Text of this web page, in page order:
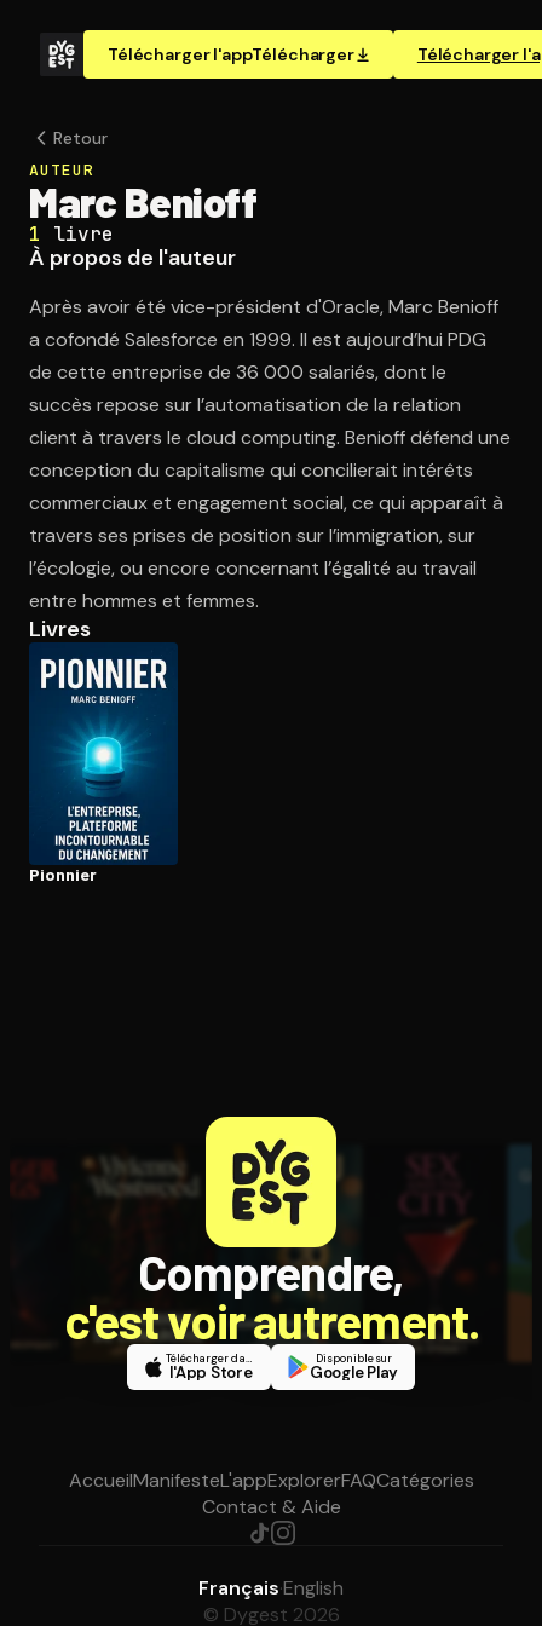
Télécharger l'appTélécharger Télécharger
Retour
AUTEUR
Marc Benioff
1 livre
À propos de l'auteur
Après avoir été vice-président d'Oracle, Marc Benioff
a cofondé Salesforce en 1999. Il est aujourd’hui PDG
de cette entreprise de 36 000 salariés, dont le
succès repose sur l’automatisation de la relation
client à travers le cloud computing. Benioff défend une
conception du capitalisme qui concilierait intérêts
commerciaux et engagement social, ce qui apparaît à
travers ses prises de position sur l’immigration, sur
l’écologie, ou encore concernant l’égalité au travail
entre hommes et femmes.
Livres
Pionnier
Comprendre,
c'est voir autrement.
Télécharger dans
l'App Store
Disponible sur
Google Play
AccueilManifesteL'appExplorerFAQCatégories
Contact & Aide
Français·English
© Dygest 2026